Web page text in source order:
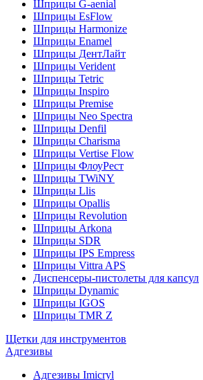
Шприцы G-aenial
Шприцы EsFlow
Шприцы Harmonize
Шприцы Enamel
Шприцы ДентЛайт
Шприцы Verident
Шприцы Tetric
Шприцы Inspiro
Шприцы Premise
Шприцы Neo Spectra
Шприцы Denfil
Шприцы Charisma
Шприцы Vertise Flow
Шприцы ФлоуРест
Шприцы TWiNY
Шприцы Llis
Шприцы Opallis
Шприцы Revolution
Шприцы Arkona
Шприцы SDR
Шприцы IPS Empress
Шприцы Vittra APS
Диспенсеры-пистолеты для капсул
Шприцы Dynamic
Шприцы IGOS
Шприцы TMR Z
Щетки для инструментов
Адгезивы
Адгезивы Imicryl